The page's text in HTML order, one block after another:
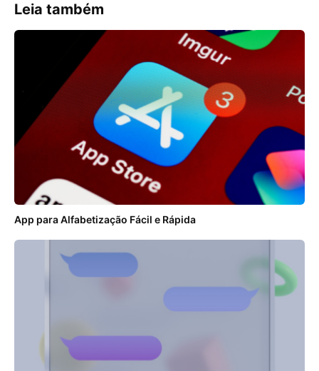
Leia também
App para Alfabetização Fácil e Rápida